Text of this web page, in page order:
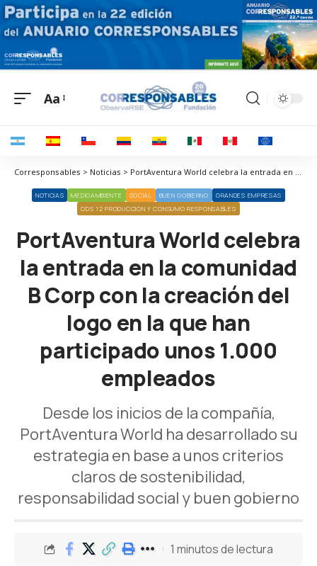
Aa
Corresponsables > Noticias > PortAventura World celebra la entrada en la comunidad B Corp con la creación del logo en la que han participado unos 1.000 empleados
NOTICIAS MEDIOAMBIENTE SOCIAL BUEN GOBIERNO
GRANDES EMPRESAS
ODS 12 PRODUCCIÓN Y CONSUMO RESPONSABLES
PortAventura World celebra
la entrada en la comunidad
B Corp con la creación del
logo en la que han
participado unos 1.000
empleados
Desde los inicios de la compañía,
PortAventura World ha desarrollado su
estrategia en base a unos criterios
claros de sostenibilidad,
responsabilidad social y buen gobierno
1 minutos de lectura